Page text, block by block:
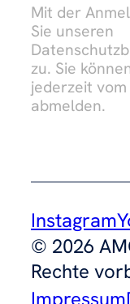
Mit der
Sie unseren
zu. Sie
jederzeit
abmelden.
Instagram
© 2026
Rechte